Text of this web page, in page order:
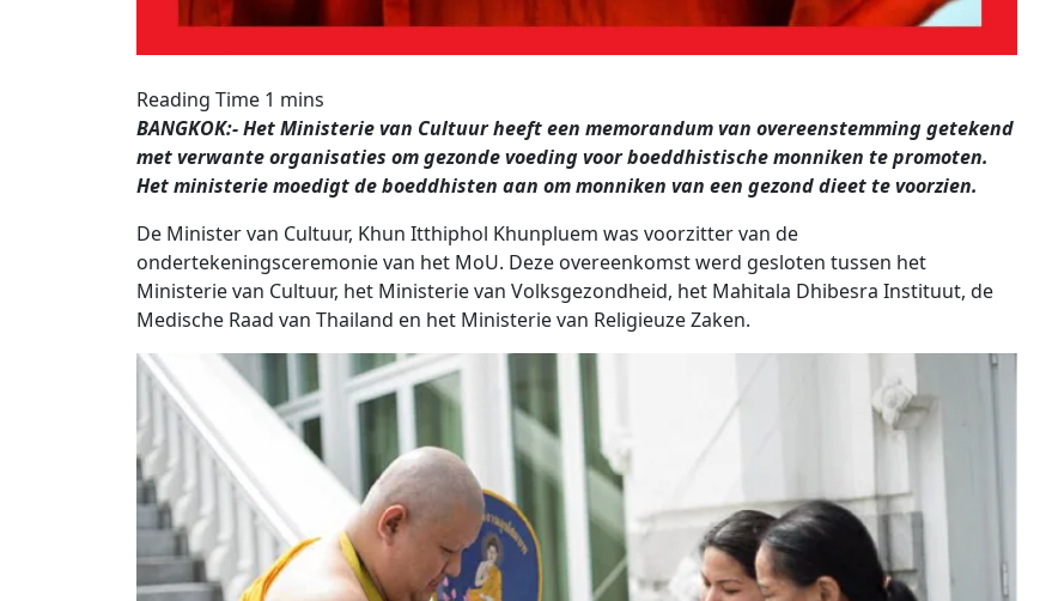
BANGKOK:- Het Ministerie van Cultuur heeft een memorandum van overeenstemming getekend
met verwante organisaties om gezonde voeding voor boeddhistische monniken te promoten.
Het ministerie moedigt de boeddhisten aan om monniken van een gezond dieet te voorzien.
De Minister van Cultuur, Khun Itthiphol Khunpluem was voorzitter van de
ondertekeningsceremonie van het MoU. Deze overeenkomst werd gesloten tussen het
Ministerie van Cultuur, het Ministerie van Volksgezondheid, het Mahitala Dhibesra Instituut, de
Medische Raad van Thailand en het Ministerie van Religieuze Zaken.